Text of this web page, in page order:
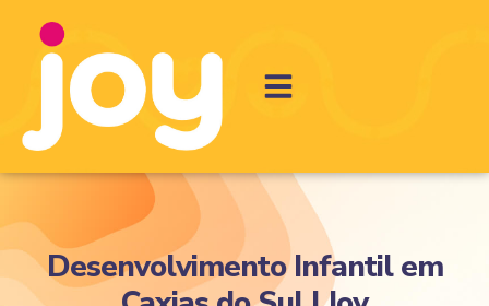
Desenvolvimento Infantil em